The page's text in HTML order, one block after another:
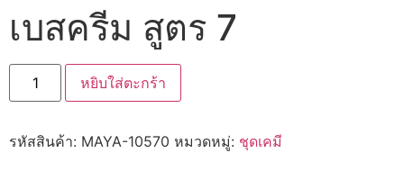
เบสครีม สูตร 7
หยิบใส่ตะกร้า
รหัสสินค้า: MAYA-10570 หมวดหมู่: ชุดเคมี